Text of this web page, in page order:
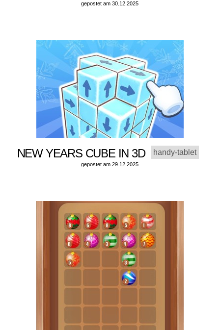
gepostet am 30.12.2025
NEW YEARS CUBE IN 3D handy-tablet
gepostet am 29.12.2025